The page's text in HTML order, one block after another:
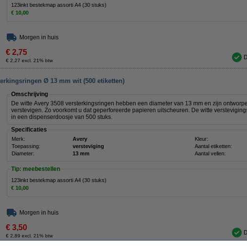
123inkt bestekmap assorti A4 (30 stuks)
€ 10,00
Morgen in huis
€ 2,75
€ 2,27 excl. 21% btw
Ø 13 mm wit (500 etiketten)
Omschrijving
De witte Avery 3508 versterkingsringen hebben een diameter van 13 mm en zijn
verstevigen. Zo voorkomt u dat geperforeerde papieren uitscheuren. De witte
in een dispenserdoosje van 500 stuks.
Specificaties
Merk: Avery Kleur:
Toepassing:
versteviging Aantal etiketten:
Diameter:
13 mm Aantal vellen:
Tip: meebestellen
123inkt bestekmap assorti A4 (30 stuks)
€ 10,00
Morgen in huis
€ 3,50
€ 2,89 excl. 21% btw